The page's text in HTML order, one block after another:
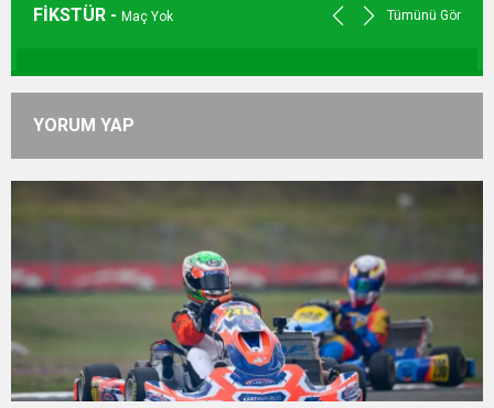
FİKSTÜR - Maç Yok Tümünü Gör
YORUM YAP